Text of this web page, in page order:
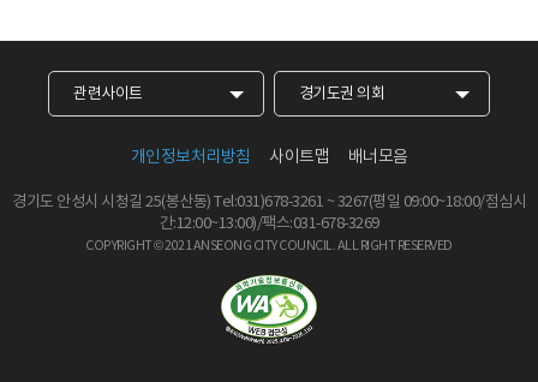
관련사이트 경기도권 의회
개인정보처리방침 사이트맵 배너모음
경기도 안성시 시청길 25(봉산동) Tel:031)678-3261 ~ 3267(평일 09:00~18:00/점심시
간:12:00~13:00)/팩스:031-678-3269
COPYRIGHT © 2021 ANSEONG CITY COUNCIL.ALL RIGHT RESERVED